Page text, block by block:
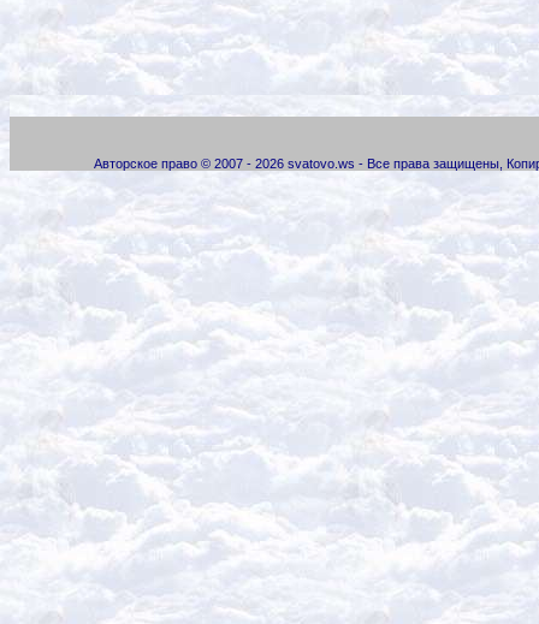
Авторское право © 2007 - 2026 svatovo.ws - Все права защищены,